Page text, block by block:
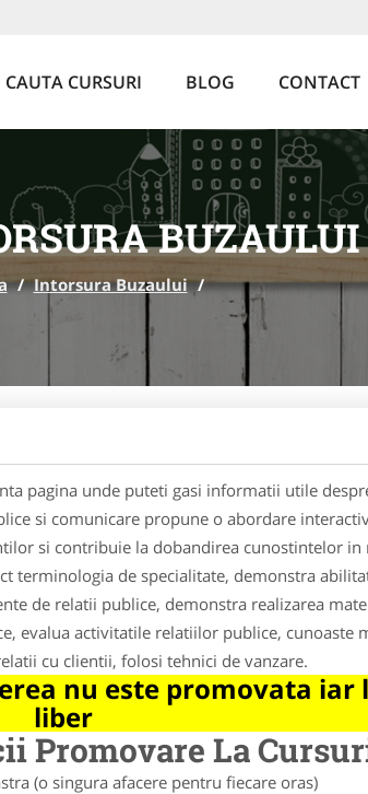
CAUTA CURSURI BLOG CONTACT
BUZAULUI
/ Intorsura Buzaului /
pagina unde puteti gasi informatii utile
si comunicare propune o abordare
si contribuie la dobandirea cunostintelor in
terminologia de specialitate, demonstra
de relatii publice, demonstra realizarea
evalua activitatile relatiilor publice, cunoaste
cu clientii, folosi tehnici de vanzare.
nu este promovata iar
liber
PromovareLa
(o singura afacere pentru fiecare oras)